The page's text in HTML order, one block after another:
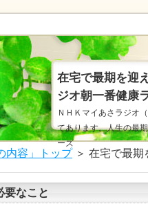
在宅で最期を迎
ジオ朝一番健康
ＮＨＫマイあさラジオ
てあります。人生の最
ーズ
内容」トップ＞ 在宅で最期
要なこと